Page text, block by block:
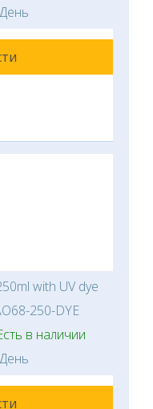
with UV dye
250-DYE
в наличии